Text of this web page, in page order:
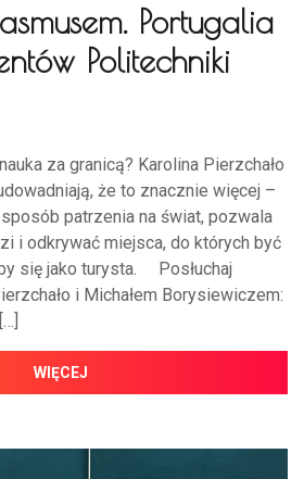
Portugalia
Politechniki
za granicą? Karolina Pierzchało
że to znacznie więcej –
patrzenia na świat, pozwala
i odkrywać miejsca, do których być
się jako turysta. Posłuchaj
i Michałem Borysiewiczem:
WIĘCEJ